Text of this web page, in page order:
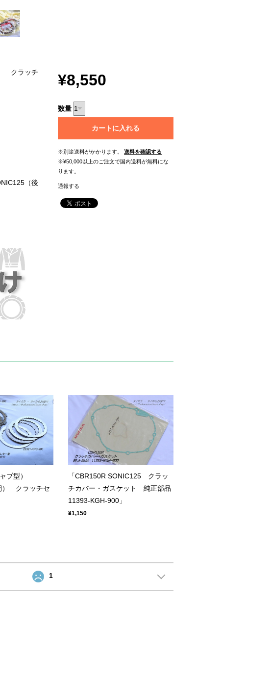
クラッチ
（後
¥8,550
数量
カートに入れる
※別途送料がかかります。
送料を確認する
※¥50,000以上のご注文で国内送料が無料にな
ります。
通報する
ブ型）
） クラッチセ
「CBR150R SONIC125 クラッ
チカバー・ガスケット 純正部品
11393-KGH-900」
¥1,150
1